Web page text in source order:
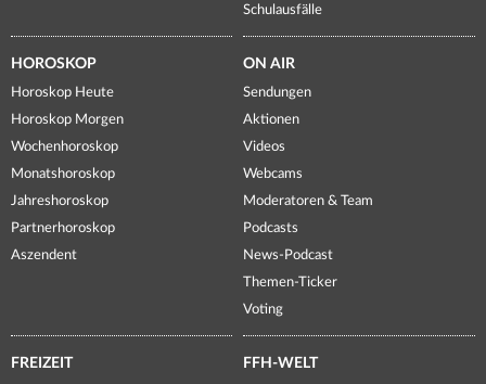
Schulausfälle
HOROSKOP
Horoskop Heute
Horoskop Morgen
Wochenhoroskop
Monatshoroskop
Jahreshoroskop
Partnerhoroskop
Aszendent
ON AIR
Sendungen
Aktionen
Videos
Webcams
Moderatoren & Team
Podcasts
News-Podcast
Themen-Ticker
Voting
FREIZEIT FFH-WELT